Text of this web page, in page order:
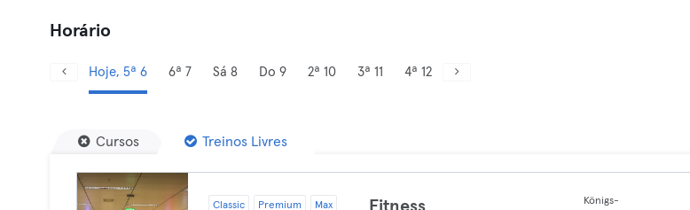
Horário
Hoje, 5ª 6 6ª 7 Sá 8 Do 9 2ª 10 3ª 11 4ª 12
Cursos Treinos Livres
Classic Premium Max Fitness
Königs-